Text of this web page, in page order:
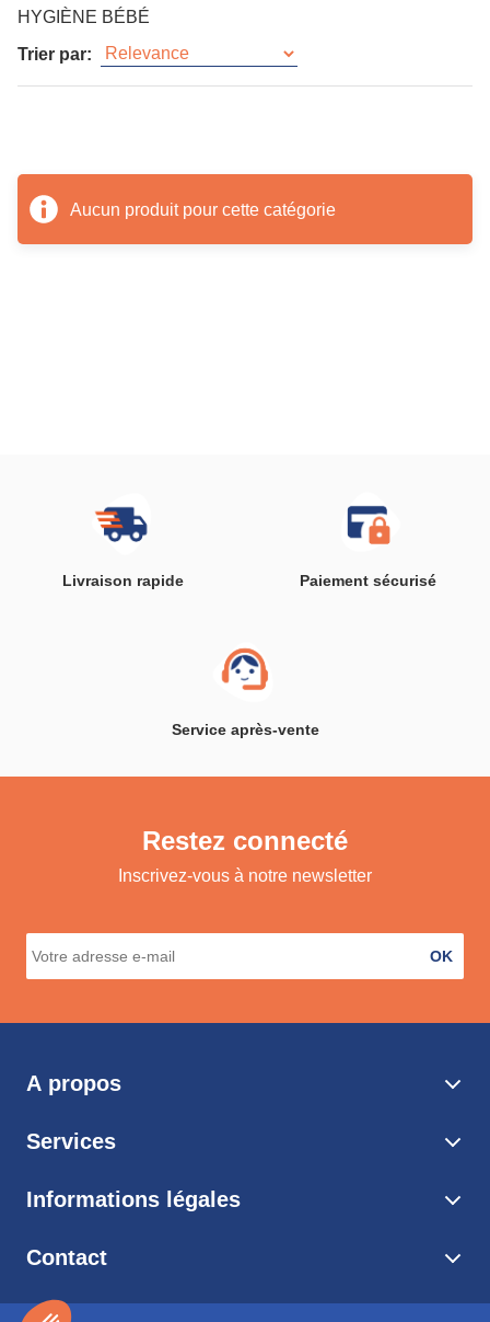
HYGIÈNE BÉBÉ
Trier par:
Aucun produit pour cette catégorie
Livraison rapide Paiement sécurisé
Service après-vente
Restez connecté
Inscrivez-vous à notre newsletter
OK
A propos
Services
Informations légales
Contact